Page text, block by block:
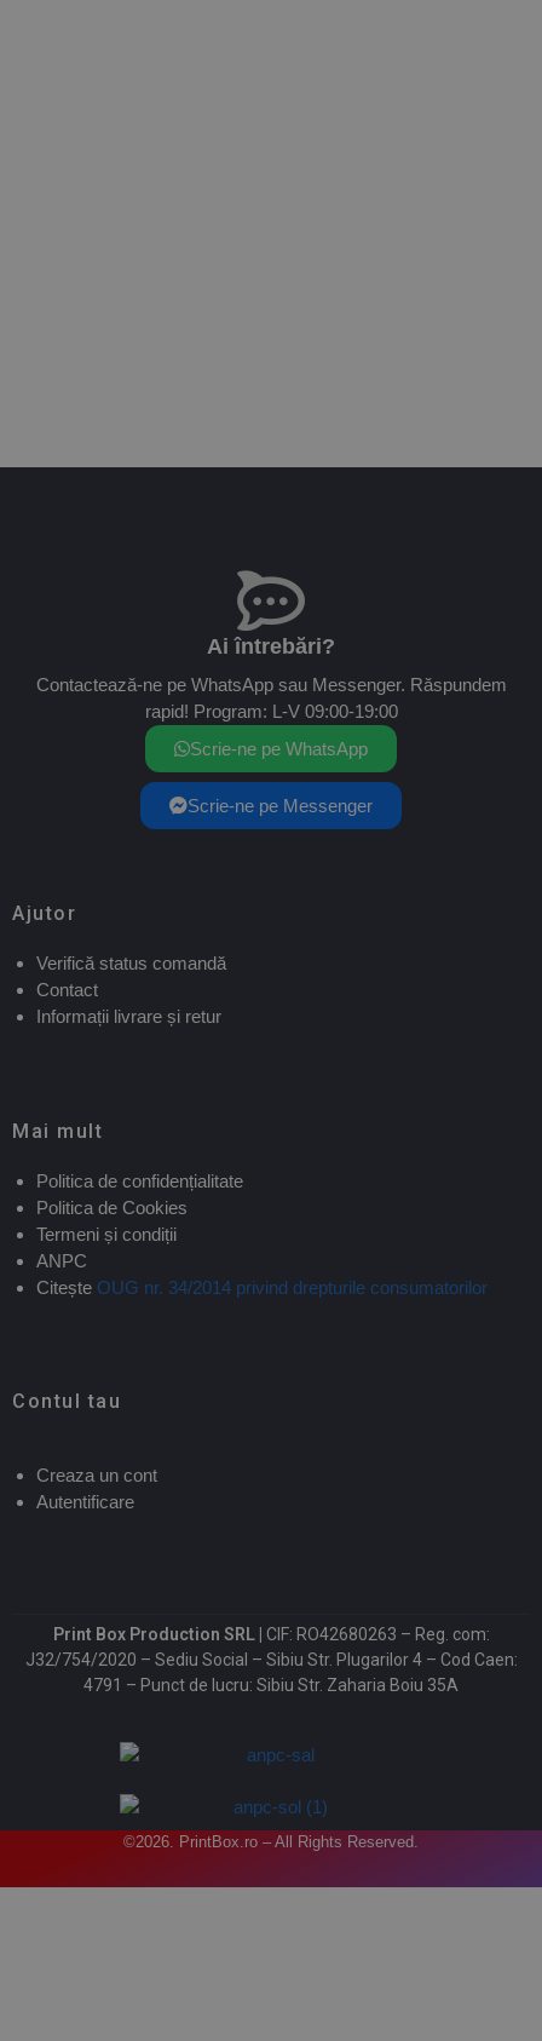
Ai întrebări?
Contactează-ne pe WhatsApp sau Messenger. Răspundem
rapid! Program: L-V 09:00-19:00
Scrie-ne pe WhatsApp
Scrie-ne pe Messenger
Ajutor
Verifică status comandă
Contact
Informații livrare și retur
Mai mult
Politica de confidențialitate
Politica de Cookies
Termeni și condiții
ANPC
Citește OUG nr. 34/2014 privind drepturile consumatorilor
Contul tau
Creaza un cont
Autentificare
Print Box Production SRL | CIF: RO42680263 – Reg. com:
J32/754/2020 – Sediu Social – Sibiu Str. Plugarilor 4 – Cod Caen:
4791 – Punct de lucru: Sibiu Str. Zaharia Boiu 35A
©2026. PrintBox.ro – All Rights Reserved.